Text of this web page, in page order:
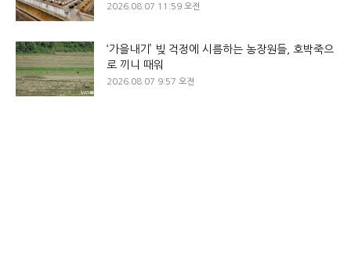
2026.08.07 11:59 오전
‘가을내기’ 빚 걱정에 시름하는 농장원들, 호박죽으
로 끼니 때워
2026.08.07 9:57 오전